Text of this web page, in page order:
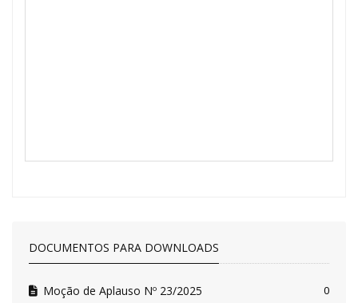
DOCUMENTOS PARA DOWNLOADS
Moção de Aplauso Nº 23/2025 0